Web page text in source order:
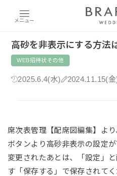
メニュー
高砂を非表示にする方法
WEB招待状その他
2025.6.4(水) 2024.11.15(金
席次表管理【配席図編集】よ
ボタンより高砂非表示の設定が
変更されたあとは、「設定」
す「保存する」で保存されてく